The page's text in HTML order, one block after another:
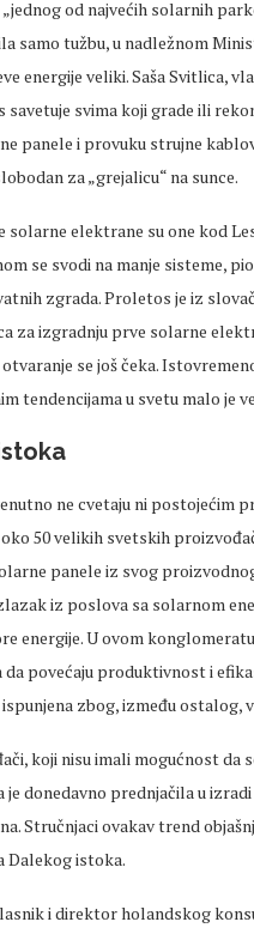
od najvećih solarnih
samo tužbu, u nadležnom
energije veliki. Saša Svitlica,
savetuje svima koji grade ili
panele i provuku strujne
za „grejalicu“ na sunce.
solarne elektrane su one kod
se svodi na manje sisteme,
zgrada. Proletos je iz
za izgradnju prve solarne
se još čeka.
tendencijama u svetu malo je
ne cvetaju ni postojećim
50 velikih svetskih
panele iz svog
iz poslova sa solarnom
energije. U ovom
da povećaju produktivnost i
zbog, između
koji nisu imali mogućnost da
donedavno prednjačila u
Stručnjaci ovakav trend
Dalekog istoka.
i direktor holandskog